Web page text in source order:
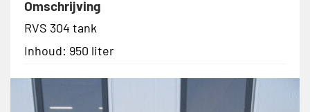
Omschrijving
RVS 304 tank
Inhoud: 950 liter